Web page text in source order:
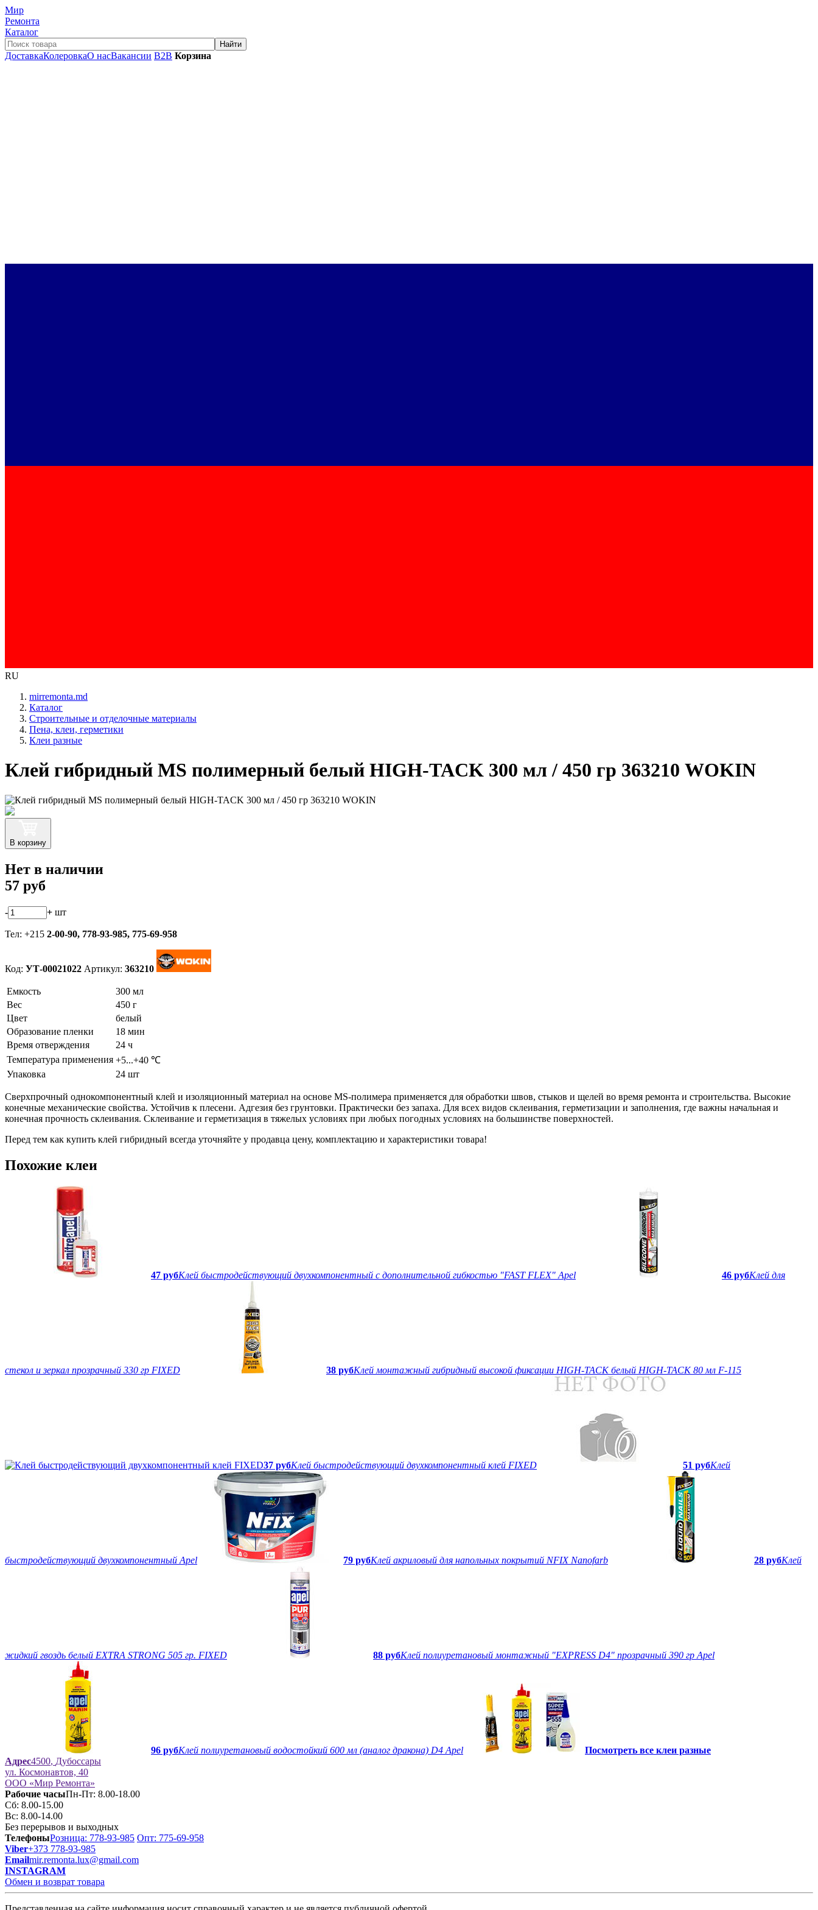
Мир
Ремонта
Каталог
ДоставкаКолеровкаО насВакансии B2B Корзина
RU
mirremonta.md
Каталог
Строительные и отделочные материалы
Пена, клеи, герметики
Клеи разные
Клей гибридный MS полимерный белый HIGH-TACK 300 мл / 450 гр 363210 WOKIN
В корзину
Нет в наличии
57 руб
- + шт
Тел: +215 2-00-90, 778-93-985, 775-69-958
Код: УТ-00021022 Артикул: 363210
Емкость
300 мл
Вес
450 г
Цвет
белый
Образование пленки
18 мин
Время отверждения
24 ч
Температура применения +5...+40 ℃
Упаковка
24 шт
Сверхпрочный однокомпонентный клей и изоляционный материал на основе MS-полимера применяется для обработки швов, стыков и щелей во время ремонта и строительства. Высокие
конечные механические свойства. Устойчив к плесени. Адгезия без грунтовки. Практически без запаха. Для всех видов склеивания, герметизации и заполнения, где важны начальная и
конечная прочность склеивания. Склеивание и герметизация в тяжелых условиях при любых погодных условиях на большинстве поверхностей.
Перед тем как купить клей гибридный всегда уточняйте у продавца цену, комплектацию и характеристики товара!
Похожие клеи
47 рубКлей быстродействующий двухкомпонентный с дополнительной гибкостью "FAST FLEX" Apel 46 рубКлей для
стекол и зеркал прозрачный 330 гр FIXED 38 рубКлей монтажный гибридный высокой фиксации HIGH-TACK белый HIGH-TACK 80 мл F-115
37 рубКлей быстродействующий двухкомпонентный клей FIXED 51 рубКлей
быстродействующий двухкомпонентный Apel 79 рубКлей акриловый для напольных покрытий NFIX Nanofarb 28 рубКлей
жидкий гвоздь белый ЕXTRA STRONG 505 гр. FIXED 88 рубКлей полиуретановый монтажный "EXPRESS D4" прозрачный 390 гр Apel
96 рубКлей полиуретановый водостойкий 600 мл (аналог дракона) D4 Apel
Посмотреть все клеи разные
Адрес4500, Дубоссары
ул. Космонавтов, 40
ООО «Мир Ремонта»
Рабочие часыПн-Пт: 8.00-18.00
Сб: 8.00-15.00
Вс: 8.00-14.00
Без перерывов и выходных
ТелефоныРозница: 778-93-985 Опт: 775-69-958
Viber+373 778-93-985
Emailmir.remonta.lux@gmail.com
INSTAGRAM
Обмен и возврат товара